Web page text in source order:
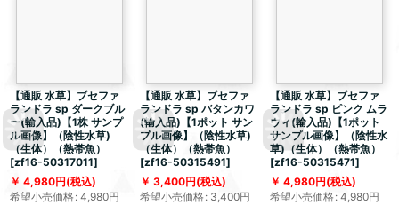
【通販 水草】ブセファ
ランドラ sp ダークブル
ー(輸入品)【1株 サンプ
ル画像】（陰性水草)
（生体）（熱帯魚）
[zf16-50317011]
4,980円(税込)
希望小売価格: 4,980円
【通販 水草】ブセファ
ランドラ sp バタンカワ
(輸入品)【1ポット サン
プル画像】（陰性水草)
（生体）（熱帯魚）
[zf16-50315491]
3,400円(税込)
希望小売価格: 3,400円
【通販 水草】ブセファ
ランドラ sp ピンク ムラ
ウィ(輸入品)【1ポット
サンプル画像】（陰性水
草)（生体）（熱帯魚）
[zf16-50315471]
4,980円(税込)
希望小売価格: 4,980円